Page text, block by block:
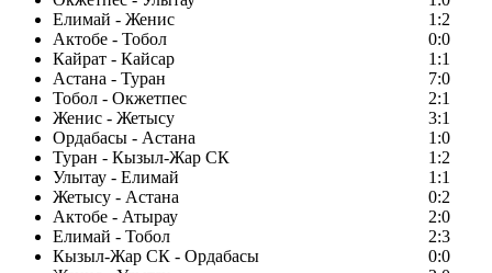
Елимай - Женис
1:2
Актобе - Тобол
0:0
Кайрат - Кайсар
1:1
Астана - Туран
7:0
Тобол - Окжетпес
2:1
Женис - Жетысу
3:1
Ордабасы - Астана
1:0
Туран - Кызыл-Жар СК
1:2
Улытау - Елимай
1:1
Жетысу - Астана
0:2
Актобе - Атырау
2:0
Елимай - Тобол
2:3
Кызыл-Жар СК - Ордабасы
0:0